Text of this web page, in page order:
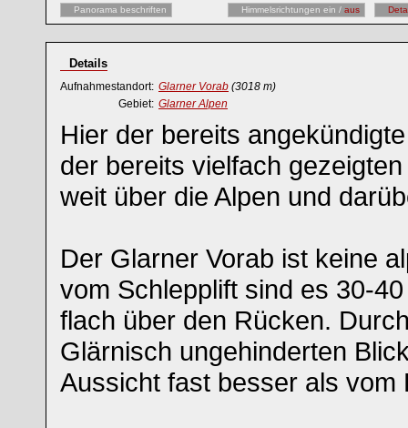
Panorama beschriften Himmelsrichtungen ein / aus
Details
Aufnahmestandort: Glarner Vorab (3018 m)
Gebiet: Glarner Alpen
Hier der bereits
der bereits vielfach
weit über die Alpen und
Der Glarner Vorab ist keine
vom Schlepplift sind es 30-
flach über den Rücken.
Glärnisch ungehinderten
Aussicht fast besser als vom